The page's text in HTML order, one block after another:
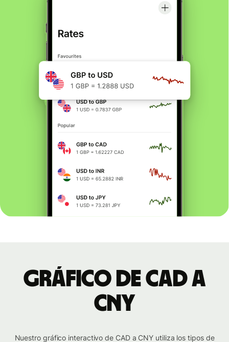
Gráfico de CAD a
CNY
Nuestro gráfico interactivo de CAD a CNY utiliza los tipos de